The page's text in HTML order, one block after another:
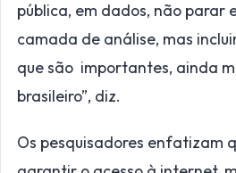
pública, em dados, não parar
camada de análise, mas
que são importantes, ainda
brasileiro”, diz.
Os pesquisadores enfatizam